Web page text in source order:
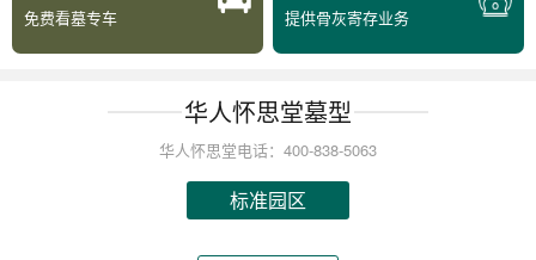
免费看墓专车 提供骨灰寄存业务
华人怀思堂墓型
华人怀思堂电话：400-838-5063
标准园区